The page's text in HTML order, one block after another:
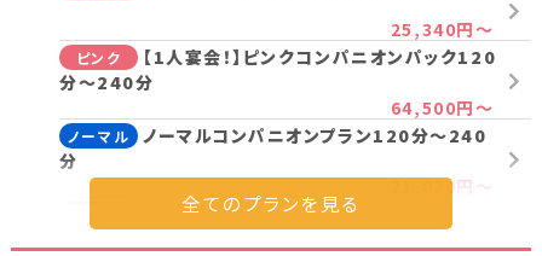
25,340円～
ピンク
【1人宴会！】ピンクコンパニオンパック120
分～240分
64,500円～
ノーマル
ノーマルコンパニオンプラン120分～240
分
21,820円～
【1人宴会！】ノーマルコンパニオンプラン